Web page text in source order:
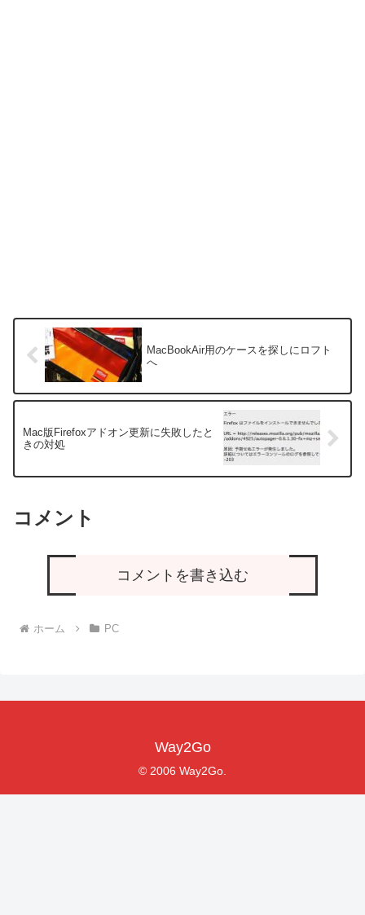
MacBookAir用のケースを探しにロフト
へ
Mac版Firefoxアドオン更新に失敗したと
きの対処
コメント
コメントを書き込む
ホーム PC
Way2Go
© 2006 Way2Go.